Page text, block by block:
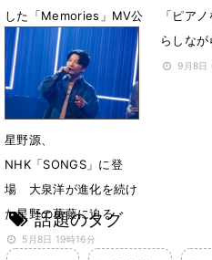
した「Memories」MV公
開
11月3日 21時10分
「ピア
らしなが
9月8日
星野源、
NHK「SONGS」に登
場 大泉洋が進化を続け
た星野の葛藤に迫る
5月8日 19時16分
話題のタグ